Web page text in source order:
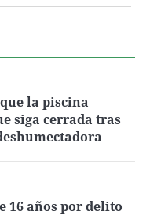
la piscina
siga cerrada tras
16 años por delito